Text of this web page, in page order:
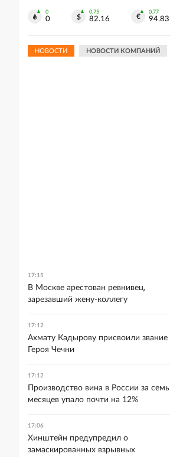
0
0
0.75
82.16
0.77
94.83
НОВОСТИ НОВОСТИ КОМПАНИЙ
17:15
В Москве арестован ревнивец,
зарезавший жену-коллегу
17:12
Ахмату Кадырову присвоили звание
Героя Чечни
17:12
Производство вина в России за семь
месяцев упало почти на 12%
17:06
Хинштейн предупредил о
замаскированных взрывных